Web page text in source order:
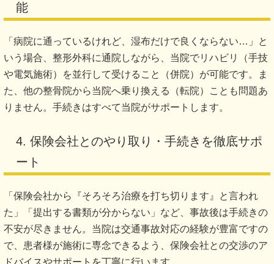
能
「病院に通っているけれど、湿布だけで良くならない…」と
いう場合、整形外科に通院しながら、当院でリハビリ（手技
や電気施術）を並行して受けること（併院）が可能です。ま
た、他の整骨院から当院へ乗り換える（転院）ことも問題あ
りません。手続きはすべて当院がサポートします。
4. 保険会社とのやり取り・手続きを徹底サポ
ート
「保険会社から『そろそろ治療を打ち切ります』と言われ
た」「提出する書類が分からない」など、事故後は手続きの
不安が尽きません。当院は交通事故対応の経験が豊富ですの
で、患者様が施術に専念できるよう、保険会社との交渉のア